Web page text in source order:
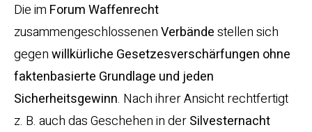
Die im Forum Waffenrecht
zusammengeschlossenenVerbändestellen sich
gegenwillkürliche Gesetzesverschärfungen ohne
faktenbasierte Grundlage und jeden
Sicherheitsgewinn. Nach ihrer Ansicht rechtfertigt
z. B. auch das Geschehen in derSilvesternacht